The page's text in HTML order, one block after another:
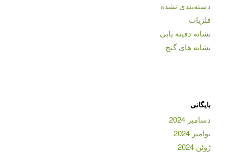
دسته‌بندی نشده
فلزیاب
نشانه دفینه یابی
نشانه های گنج
بایگانی
دسامبر 2024
نوامبر 2024
ژوئن 2024